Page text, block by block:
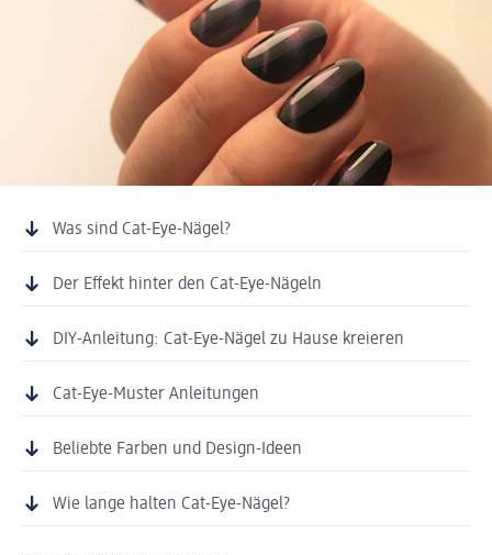
Was sind Cat-Eye-Nägel?
Der Effekt hinter den Cat-Eye-Nägeln
DIY-Anleitung: Cat-Eye-Nägel zu Hause kreieren
Cat-Eye-Muster Anleitungen
Beliebte Farben und Design-Ideen
Wie lange halten Cat-Eye-Nägel?